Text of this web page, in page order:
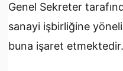
Genel Sekreter
sanayi işbirliğine
buna işaret